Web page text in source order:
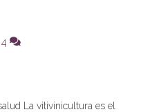
4
La vitivinicultura es el